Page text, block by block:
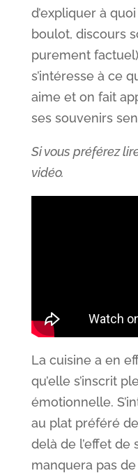
d’expliquer à
boulot, discours
purement
s’intéresse à ce
aime et on fait
ses souvenirs
Si vous préférez
vidéo.
La cuisine a en
qu’elle s’inscrit
émotionnelle.
au plat préféré
delà de l’effet de
manquera pas